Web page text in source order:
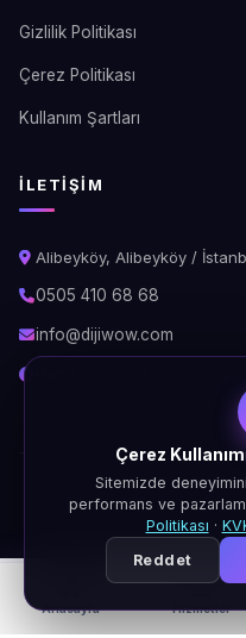
Anasayfa Hizmetler
Gizlilik Politikası
Çerez Politikası
Kullanım Şartları
İLETIŞIM
Alibeyköy, Alibeyköy /
0505 410 68 68
info@dijiwow.com
© 2026
KVKK
Çerez
Sitemizde
performans ve
Politikası ·
Reddet